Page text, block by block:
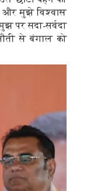
और मुझे विश्वास
पर सदा-सर्वदा
से बंगाल को